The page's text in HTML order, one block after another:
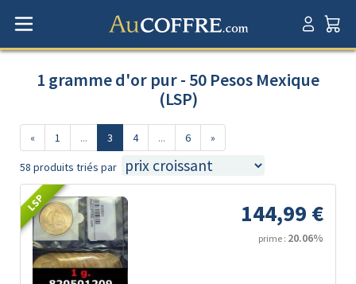
1 gramme d'or pur - 50 Pesos Mexique
(LSP)
« 1 ... 3 4 ... 6 »
58 produits triés par
LSP 144,99 €
prime : 20.06%